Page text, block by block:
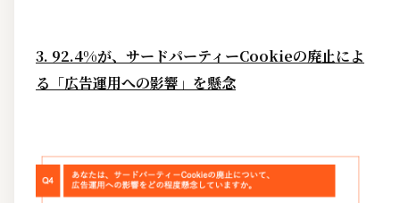
3. 92.4%が、サードパーティーCookieの廃止によ
る「広告運用への影響」を懸念